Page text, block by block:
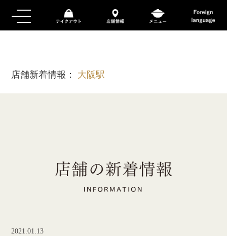
店舗新着情報： 大阪駅
2021.01.13